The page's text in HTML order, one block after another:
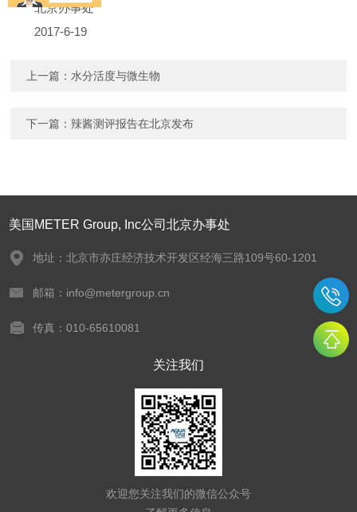
北京办事处
2017-6-19
上一篇： 水分活度与微生物
下一篇：辣酱测评报告在北京发布
美国METER Group, Inc公司北京办事处
地址：北京市亦庄经济技术开发区经海三路109号60-1201
邮箱：info@metergroup.cn
传真：010-65610081
关注我们
欢迎您关注我们的微信公众号